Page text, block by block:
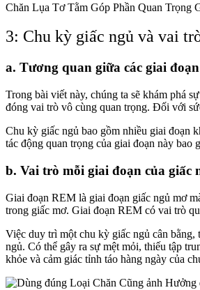
Chăn Lụa Tơ Tằm Góp Phần Quan Trọng
3: Chu kỳ giấc ngủ và vai
a. Tương quan giữa các giai
Trong bài viết này, chúng ta sẽ khám phá
đóng vai trò vô cùng quan trọng. Đối với
Chu kỳ giấc ngủ bao gồm nhiều giai đoạn
tác động quan trọng của giai đoạn này bao
b. Vai trò mỗi giai đoạn của giấc
Giai đoạn REM là giai đoạn giấc ngủ mơ
trong giấc mơ. Giai đoạn REM có vai trò
Việc duy trì một chu kỳ giấc ngủ cân
ngủ. Có thể gây ra sự mệt mỏi, thiếu tập
khỏe và cảm giác tỉnh táo hàng ngày của